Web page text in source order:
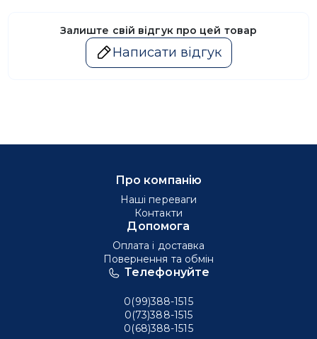
Залиште свій відгук про цей товар
Написати відгук
Телефонуйте
0(99)388-1515
0(73)388-1515
0(68)388-1515
Про компанію
Наші переваги
Контакти
Допомога
Оплата і доставка
Повернення та обмін